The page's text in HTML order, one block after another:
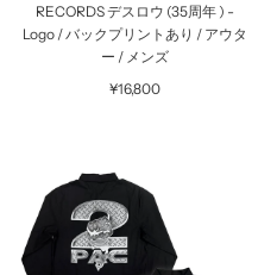
RECORDS デスロウ (35周年 ) -
Logo / バックプリントあり / アウタ
ー / メンズ
¥16,800